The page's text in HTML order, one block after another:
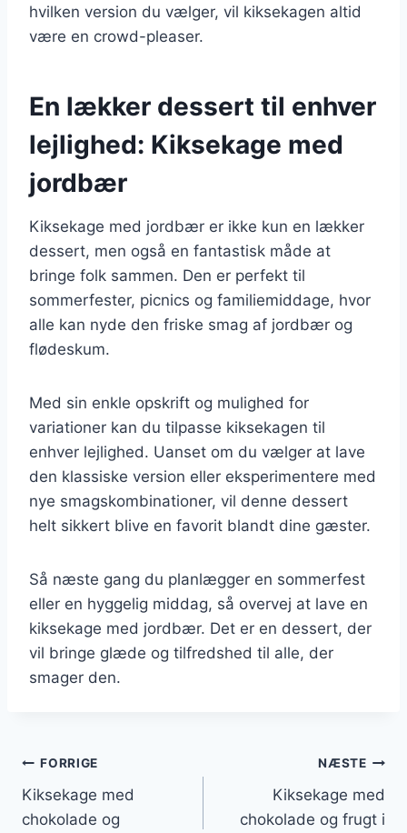
hvilken version du vælger, vil kiksekagen altid
være en crowd-pleaser.
En lækker dessert til enhver
lejlighed: Kiksekage med
jordbær
Kiksekage med jordbær er ikke kun en lækker
dessert, men også en fantastisk måde at
bringe folk sammen. Den er perfekt til
sommerfester, picnics og familiemiddage, hvor
alle kan nyde den friske smag af jordbær og
flødeskum.
Med sin enkle opskrift og mulighed for
variationer kan du tilpasse kiksekagen til
enhver lejlighed. Uanset om du vælger at lave
den klassiske version eller eksperimentere med
nye smagskombinationer, vil denne dessert
helt sikkert blive en favorit blandt dine gæster.
Så næste gang du planlægger en sommerfest
eller en hyggelig middag, så overvej at lave en
kiksekage med jordbær. Det er en dessert, der
vil bringe glæde og tilfredshed til alle, der
smager den.
Indlægsnavigation
FORRIGE
Kiksekage med
chokolade og
NÆSTE
Kiksekage med
chokolade og frugt i